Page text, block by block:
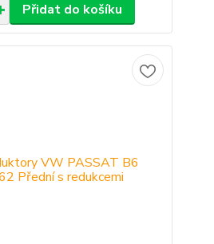
Přidat do košíku